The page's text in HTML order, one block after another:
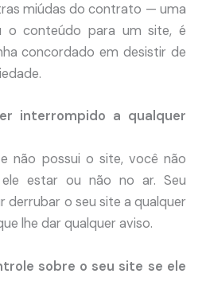
miúdas do contrato — uma
o conteúdo para um site, é
concordado em desistir de
interrompido a qualquer
não possui o site, você não
estar ou não no ar. Seu
derrubar o seu site a qualquer
lhe dar qualquer aviso.
sobre o seu site se ele